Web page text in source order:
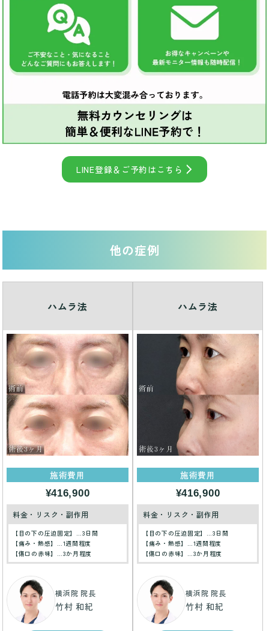
LINE登録＆ご予約はこちら
他の症例
ハムラ法
施術費用
¥416,900
料金・リスク・副作用
【目の下の圧迫固定】…3日間
【痛み・熱感】…1週間程度
【傷口の赤味】…3か月程度
横浜院 院長
竹村 和紀
ハムラ法
施術費用
¥416,900
料金・リスク・副作用
【目の下の圧迫固定】…3日間
【痛み・熱感】…1週間程度
【傷口の赤味】…3か月程度
横浜院 院長
竹村 和紀